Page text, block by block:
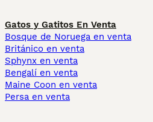
Gatos y Gatitos En Venta
Bosque de Noruega en venta
Británico en venta
Sphynx en venta
Bengalí en venta
Maine Coon en venta
Persa en venta